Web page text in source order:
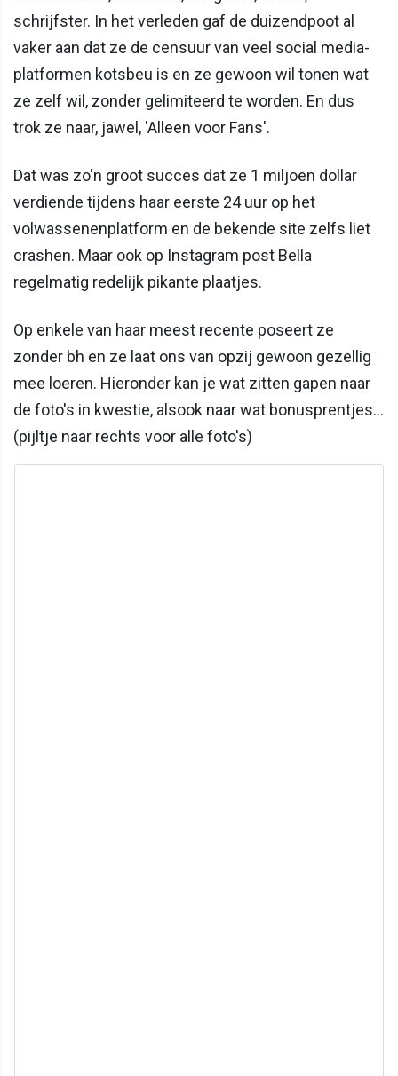
schrijfster. In het verleden gaf de duizendpoot al
vaker aan dat ze de censuur van veel social media-
platformen kotsbeu is en ze gewoon wil tonen wat
ze zelf wil, zonder gelimiteerd te worden. En dus
trok ze naar, jawel, 'Alleen voor Fans'.
Dat was zo'n groot succes dat ze 1 miljoen dollar
verdiende tijdens haar eerste 24 uur op het
volwassenenplatform en de bekende site zelfs liet
crashen. Maar ook op Instagram post Bella
regelmatig redelijk pikante plaatjes.
Op enkele van haar meest recente poseert ze
zonder bh en ze laat ons van opzij gewoon gezellig
mee loeren. Hieronder kan je wat zitten gapen naar
de foto's in kwestie, alsook naar wat bonusprentjes…
(pijltje naar rechts voor alle foto's)